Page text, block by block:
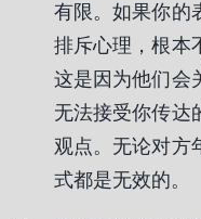
有限。如果你的
排斥心理，根本
这是因为他们会
无法接受你传达
观点。无论对方
式都是无效的。